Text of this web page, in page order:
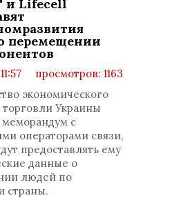
и Lifecell
перемещении
просмотров: 1163
экономического
торговли Украины
с
операторами связи,
предоставлять ему
данные о
людей по
страны.